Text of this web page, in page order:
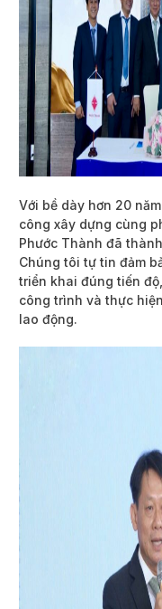
Với bề dày hơn 20
công xây dựng cùng
Phước Thành đã
Chúng tôi tự tin đảm
triển khai đúng tiến
công trình và thực
lao động.